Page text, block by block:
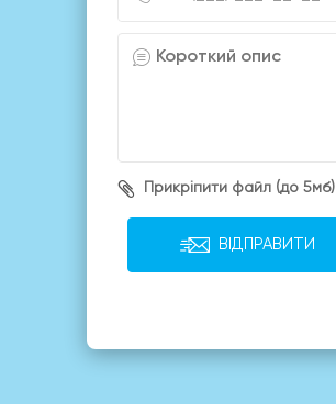
Прикріпити файл (до 5мб)
ВІДПРАВИТИ